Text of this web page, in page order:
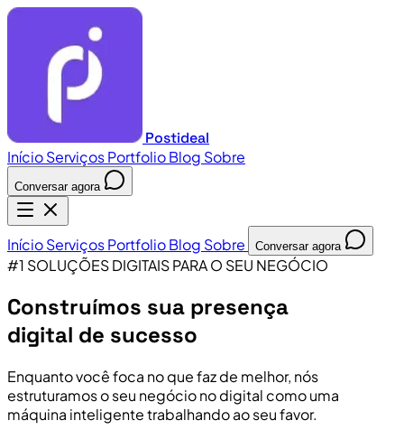
Postideal
InícioServiçosPortfolioBlog Sobre
Conversar agora
InícioServiçosPortfolioBlog Sobre Conversar agora
#1 SOLUÇÕES DIGITAIS PARA O SEU NEGÓCIO
Construímos sua presença
digital de sucesso
Enquanto você foca no que faz de melhor, nós
estruturamos o seu negócio no digital como uma
máquina inteligente trabalhando ao seu favor.